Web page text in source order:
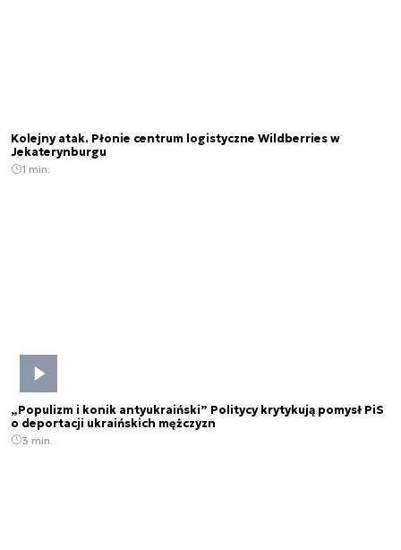
Kolejny atak. Płonie centrum logistyczne Wildberries w
Jekaterynburgu
1 min.
„Populizm i konik antyukraiński” Politycy krytykują pomysł PiS
o deportacji ukraińskich mężczyzn
3 min.